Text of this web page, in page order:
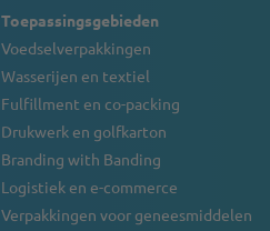
Toepassingsgebieden
Voedselverpakkingen
Wasserijen en textiel
Fulfillment en co-packing
Drukwerk en golfkarton
Branding with Banding
Logistiek en e-commerce
Verpakkingen voor geneesmiddelen